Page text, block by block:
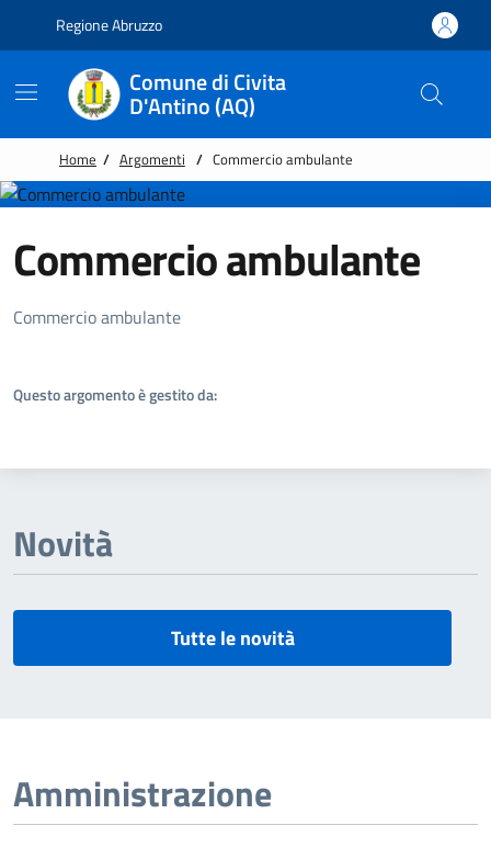
Regione Abruzzo
Comune di Civita
D'Antino (AQ)
Home / Argomenti / Commercio ambulante
Commercio ambulante
Dettagli Argomento
Commercio ambulante
Questo argomento è gestito da:
Novità
Tutte le novità
Amministrazione